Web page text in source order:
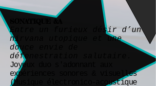
Entre un furieux désir d’un
nirvana utopique et une
douce envie de
défenestration salutaire.
Joyeux duo s'adonnant aux
expériences sonores & visuelles
(Musique électronico-acoustique